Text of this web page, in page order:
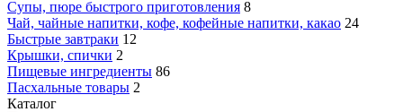
Супы, пюре быстрого приготовления 8
Чай, чайные напитки, кофе, кофейные напитки, какао 24
Быстрые завтраки 12
Крышки, спички 2
Пищевые ингредиенты 86
Пасхальные товары 2
Каталог